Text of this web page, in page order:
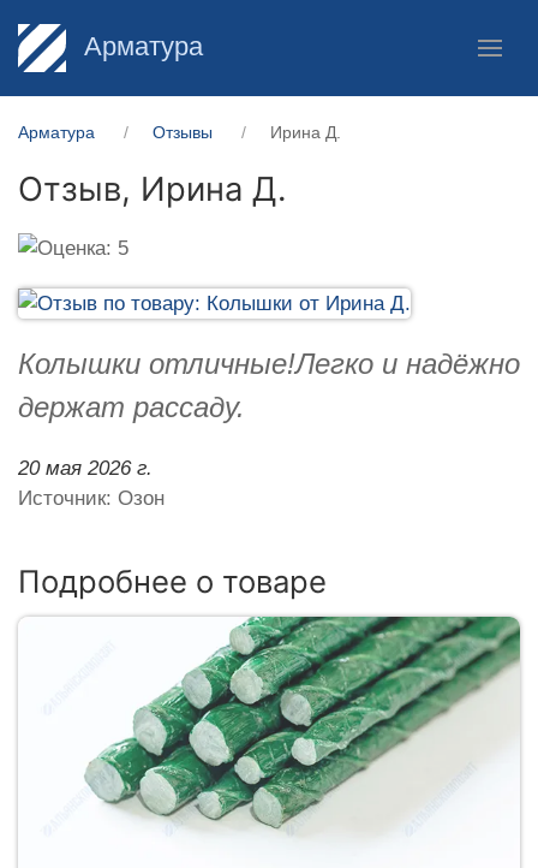
Арматура
Арматура Отзывы Ирина Д.
Отзыв, Ирина Д.
Колышки отличные!Легко и надёжно
держат рассаду.
20 мая 2026 г.
Источник: Озон
Подробнее о товаре